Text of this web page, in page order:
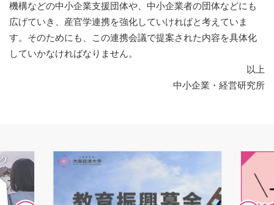
機構などの中小企業支援団体や、中小企業者の団体などにも
広げていき、産官学連携を強化していければと考えていま
す。そのためにも、この連携会議で提案された内容を具体化
していかなければなりません。
以上
中小企業・経営研究所